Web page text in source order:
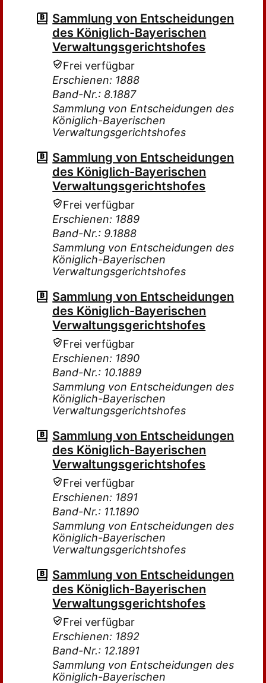
Sammlung von Entscheidungen
des Königlich-Bayerischen
Verwaltungsgerichtshofes
Frei verfügbar
Erschienen: 1888
Band-Nr.: 8.1887
Sammlung von Entscheidungen des
Königlich-Bayerischen
Verwaltungsgerichtshofes
Sammlung von Entscheidungen
des Königlich-Bayerischen
Verwaltungsgerichtshofes
Frei verfügbar
Erschienen: 1889
Band-Nr.: 9.1888
Sammlung von Entscheidungen des
Königlich-Bayerischen
Verwaltungsgerichtshofes
Sammlung von Entscheidungen
des Königlich-Bayerischen
Verwaltungsgerichtshofes
Frei verfügbar
Erschienen: 1890
Band-Nr.: 10.1889
Sammlung von Entscheidungen des
Königlich-Bayerischen
Verwaltungsgerichtshofes
Sammlung von Entscheidungen
des Königlich-Bayerischen
Verwaltungsgerichtshofes
Frei verfügbar
Erschienen: 1891
Band-Nr.: 11.1890
Sammlung von Entscheidungen des
Königlich-Bayerischen
Verwaltungsgerichtshofes
Sammlung von Entscheidungen
des Königlich-Bayerischen
Verwaltungsgerichtshofes
Frei verfügbar
Erschienen: 1892
Band-Nr.: 12.1891
Sammlung von Entscheidungen des
Königlich-Bayerischen